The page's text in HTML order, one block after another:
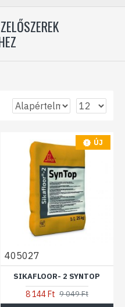
ÚJ
405027
SIKAFLOOR- 2 SYNTOP
8 144 Ft 9 049 Ft